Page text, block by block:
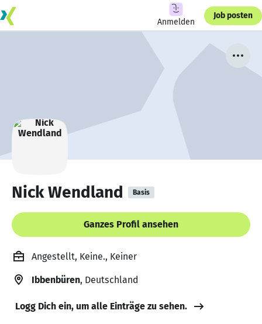
Anmelden
Job posten
Nick Wendland Basis
Ganzes Profil ansehen
Angestellt, Keine., Keiner
Ibbenbüren, Deutschland
Logg Dich ein, um alle Einträge zu sehen.